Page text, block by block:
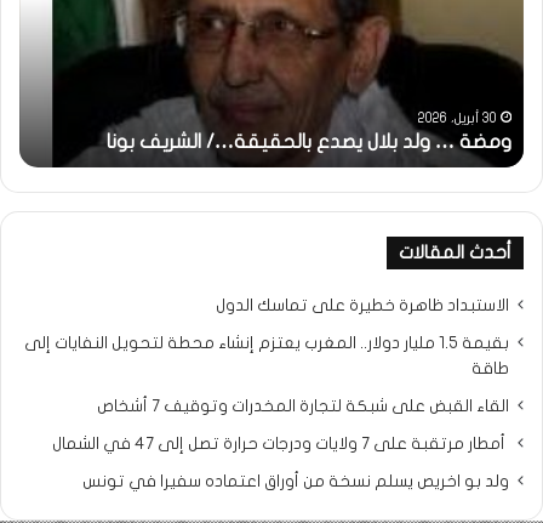
الشريف
30 أبريل، 2026
ومضة … ولد بلال يصدع بالحقيقة…/ الشريف بونا
أحدث المقالات
الاستبداد ظاهرة خطيرة على تماسك الدول
بقيمة 1.5 مليار دولار.. المغرب يعتزم إنشاء محطة لتحويل النفايات إلى
طاقة
القاء القبض على شبكة لتجارة المخدرات وتوقيف 7 أشخاص
أمطار مرتقبة على 7 ولايات ودرجات حرارة تصل إلى 47 في الشمال
ولد بو اخريص يسلم نسخة من أوراق اعتماده سفيرا في تونس